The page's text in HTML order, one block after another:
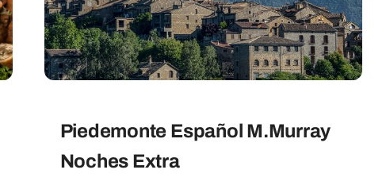
Piedemonte Español M.Murray
Noches Extra